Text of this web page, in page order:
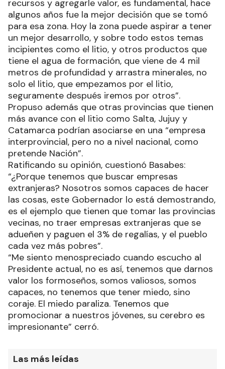
recursos y agregarle valor, es fundamental, hace
algunos años fue la mejor decisión que se tomó
para esa zona. Hoy la zona puede aspirar a tener
un mejor desarrollo, y sobre todo estos temas
incipientes como el litio, y otros productos que
tiene el agua de formación, que viene de 4 mil
metros de profundidad y arrastra minerales, no
solo el litio, que empezamos por el litio,
seguramente después iremos por otros”.
Propuso además que otras provincias que tienen
más avance con el litio como Salta, Jujuy y
Catamarca podrían asociarse en una “empresa
interprovincial, pero no a nivel nacional, como
pretende Nación”.
Ratificando su opinión, cuestionó Basabes:
“¿Porque tenemos que buscar empresas
extranjeras? Nosotros somos capaces de hacer
las cosas, este Gobernador lo está demostrando,
es el ejemplo que tienen que tomar las provincias
vecinas, no traer empresas extranjeras que se
adueñen y paguen el 3% de regalías, y el pueblo
cada vez más pobres”.
“Me siento menospreciado cuando escucho al
Presidente actual, no es así, tenemos que darnos
valor los formoseños, somos valiosos, somos
capaces, no tenemos que tener miedo, sino
coraje. El miedo paraliza. Tenemos que
promocionar a nuestros jóvenes, su cerebro es
impresionante” cerró.
Las más leídas